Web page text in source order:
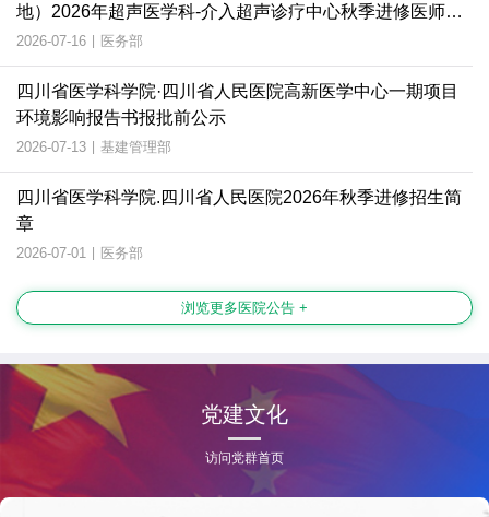
地）2026年超声医学科-介入超声诊疗中心秋季进修医师招
生简章
2026-07-16 | 医务部
四川省医学科学院·四川省人民医院高新医学中心一期项目
环境影响报告书报批前公示
2026-07-13 | 基建管理部
四川省医学科学院.四川省人民医院2026年秋季进修招生简
章
2026-07-01 | 医务部
浏览更多医院公告 +
党建文化
访问党群首页